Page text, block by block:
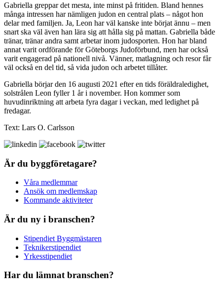
Gabriella greppar det mesta, inte minst på fritiden. Bland hennes
många intressen har nämligen judon en central plats – något hon
delar med familjen. Ja, Leon har väl kanske inte börjat ännu – men
snart ska väl även han lära sig att hålla sig på mattan. Gabriella både
tränar, tränar andra samt arbetar inom judosporten. Hon har bland
annat varit ordförande för Göteborgs Judoförbund, men har också
varit engagerad på nationell nivå. Vänner, matlagning och resor får
väl också en del tid, så vida judon och arbetet tillåter.
Gabriella börjar den 16 augusti 2021 efter en tids föräldraledighet,
solstrålen Leon fyller 1 år i november. Hon kommer som
huvudinriktning att arbeta fyra dagar i veckan, med ledighet på
fredagar.
Text: Lars O. Carlsson
Är du byggföretagare?
Våra medlemmar
Ansök om medlemskap
Kommande aktiviteter
Är du ny i branschen?
Stipendiet Byggmästaren
Teknikerstipendiet
Yrkesstipendiet
Har du lämnat branschen?